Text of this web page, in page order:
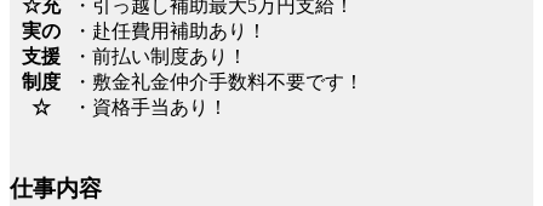
☆充
実の
支援
制度
☆
・引っ越し補助最大5万円支給！
・赴任費用補助あり！
・前払い制度あり！
・敷金礼金仲介手数料不要です！
・資格手当あり！
仕事内容